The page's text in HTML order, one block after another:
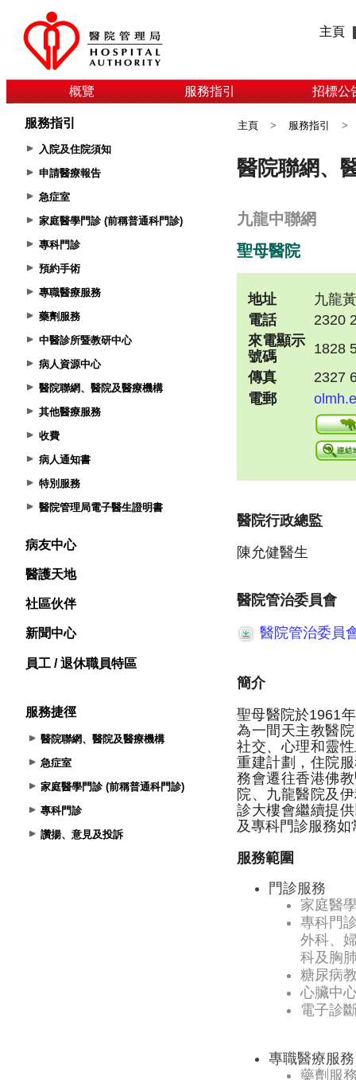
主頁
概覽 服務指引 招標公
服務指引
入院及住院須知
申請醫療報告
急症室
家庭醫學門診 (前稱普通科門診)
專科門診
預約手術
專職醫療服務
藥劑服務
中醫診所暨教研中心
病人資源中心
醫院聯網、醫院及醫療機構
其他醫療服務
收費
病人通知書
特別服務
醫院管理局電子醫生證明書
病友中心
醫護天地
社區伙伴
新聞中心
員工 / 退休職員特區
服務捷徑
醫院聯網、醫院及醫療機構
急症室
家庭醫學門診 (前稱普通科門診)
專科門診
讚揚、意見及投訴
主頁 > 服務指引 >